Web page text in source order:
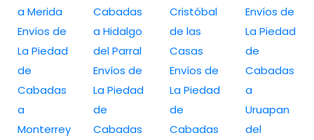
a Merida
Envíos de
La Piedad
de
Cabadas
a
Monterrey
Cabadas
a Hidalgo
del Parral
Envíos de
La Piedad
de
Cabadas
Cristóbal
de las
Casas
Envíos de
La Piedad
de
Cabadas
Envíos de
La Piedad
de
Cabadas
a
Uruapan
del